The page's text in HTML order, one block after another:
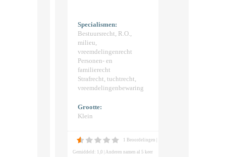
Specialismen:
Bestuursrecht, R.O.,
milieu,
vreemdelingenrecht
Personen- en
familierecht
Strafrecht, tuchtrecht,
vreemdelingenbewaring
Grootte:
Klein
1 Beoordelingen |
Gemiddeld: 1,0 | Anderen namen al 5 keer